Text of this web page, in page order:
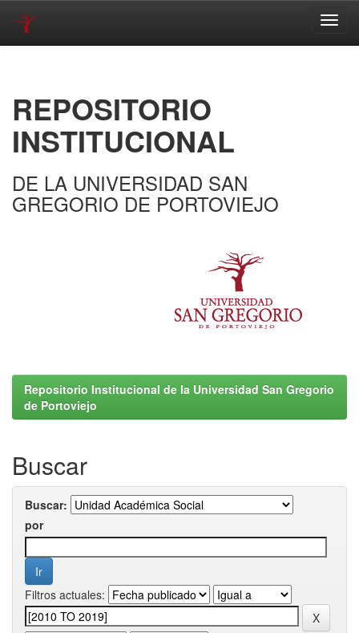
REPOSITORIO
INSTITUCIONAL
DE LA UNIVERSIDAD SAN
GREGORIO DE PORTOVIEJO
Repositorio Institucional de la Universidad San Gregorio
de Portoviejo
Buscar
Buscar:
por
Filtros actuales: